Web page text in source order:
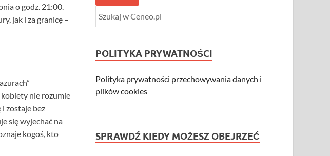
o godz. 21:00.
jak i za granicę –
kobiety nie rozumie
zostaje bez
się wyjechać na
kogoś, kto
POLITYKA PRYWATNOŚCI
Polityka prywatności przechowywania danych i
plików cookies
SPRAWDŹ KIEDY MOŻESZ OBEJRZEĆ